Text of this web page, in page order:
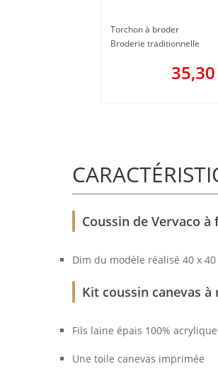
Torchon à broder
Broderie traditionnelle
35,30
Coussin de Vervaco
Dim du modèle réalisé 40 x 40
Kit coussin canevas
Fils laine épais 100% acrylique
Une toile canevas imprimée